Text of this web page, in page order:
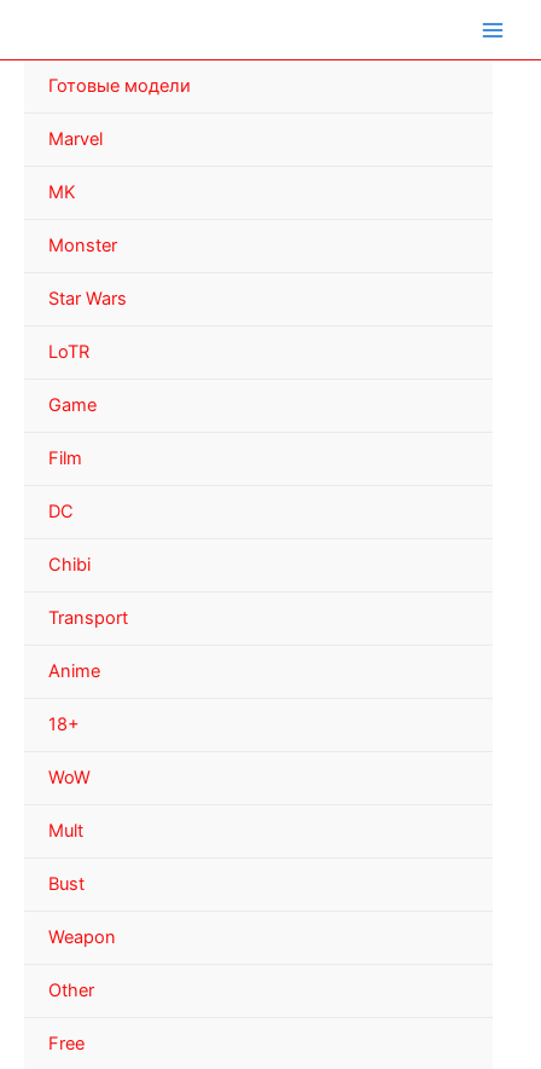
Готовые модели
Marvel
MK
Monster
Star Wars
LoTR
Game
Film
DC
Chibi
Transport
Anime
18+
WoW
Mult
Bust
Weapon
Other
Free